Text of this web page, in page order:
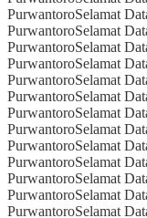
PurwantoroSelamat
PurwantoroSelamat
PurwantoroSelamat
PurwantoroSelamat
PurwantoroSelamat
PurwantoroSelamat
PurwantoroSelamat
PurwantoroSelamat
PurwantoroSelamat
PurwantoroSelamat
PurwantoroSelamat
PurwantoroSelamat
PurwantoroSelamat